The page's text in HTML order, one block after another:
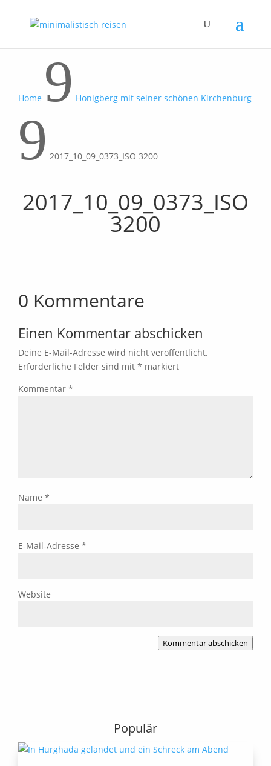
Home 9 Honigberg mit seiner schönen Kirchenburg
9 2017_10_09_0373_ISO 3200
2017_10_09_0373_ISO
3200
0 Kommentare
Einen Kommentar abschicken
Deine E-Mail-Adresse wird nicht veröffentlicht.
Erforderliche Felder sind mit * markiert
Kommentar *
Name *
E-Mail-Adresse *
Website
Kommentar abschicken
Populär